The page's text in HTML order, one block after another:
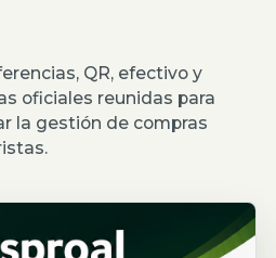
QR, efectivo y
oficiales reunidas para
la gestión de compras